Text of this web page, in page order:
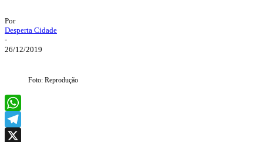
Por
Desperta Cidade
-
26/12/2019
Foto: Reprodução
WhatsApp
Telegram